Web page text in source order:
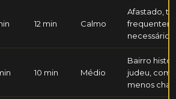
12 min Calmo
Afastado,
necessário
10 min Médio
Bairro
judeu, com
menos